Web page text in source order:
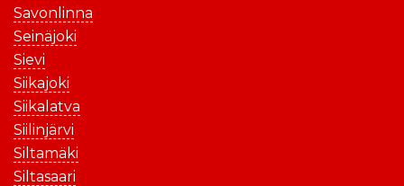
Savonlinna
Seinäjoki
Sievi
Siikajoki
Siikalatva
Siilinjärvi
Siltamäki
Siltasaari